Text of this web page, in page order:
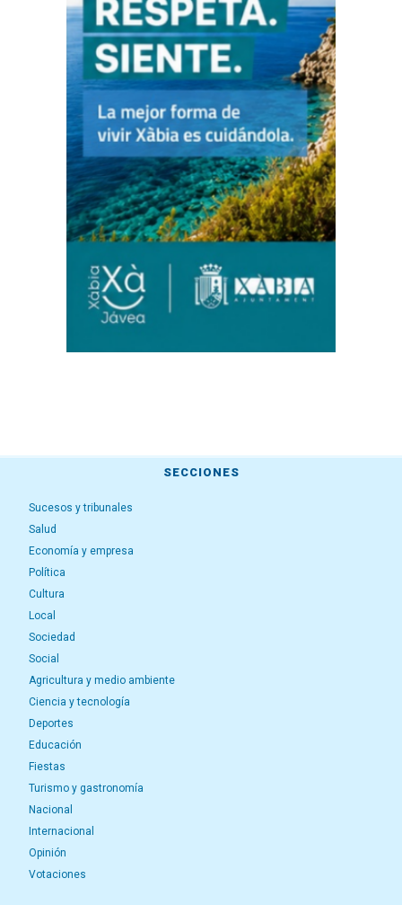
SECCIONES
Sucesos y tribunales
Salud
Economía y empresa
Política
Cultura
Local
Sociedad
Social
Agricultura y medio ambiente
Ciencia y tecnología
Deportes
Educación
Fiestas
Turismo y gastronomía
Nacional
Internacional
Opinión
Votaciones